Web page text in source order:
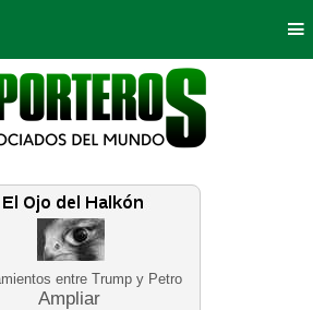
entre Trump y Petro
Ampliar
Opinión Bogotá
Tierra Deportes
Educación Neira